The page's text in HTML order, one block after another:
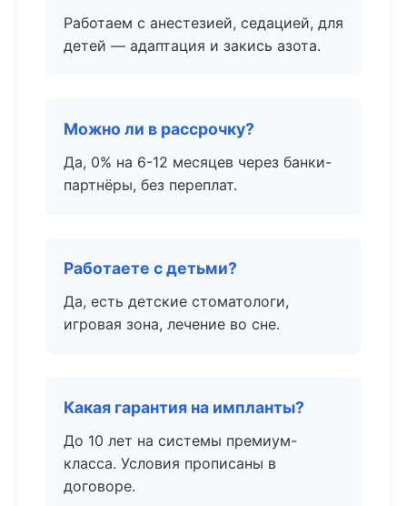
Работаем с анестезией, седацией, для
детей — адаптация и закись азота.
Можно ли в рассрочку?
Да, 0% на 6-12 месяцев через банки-
партнёры, без переплат.
Работаете с детьми?
Да, есть детские стоматологи,
игровая зона, лечение во сне.
Какая гарантия на импланты?
До 10 лет на системы премиум-
класса. Условия прописаны в
договоре.